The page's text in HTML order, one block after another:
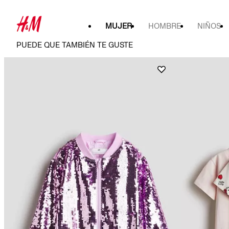
MUJER HOMBRE NIÑOS
PUEDE QUE TAMBIÉN TE GUSTE